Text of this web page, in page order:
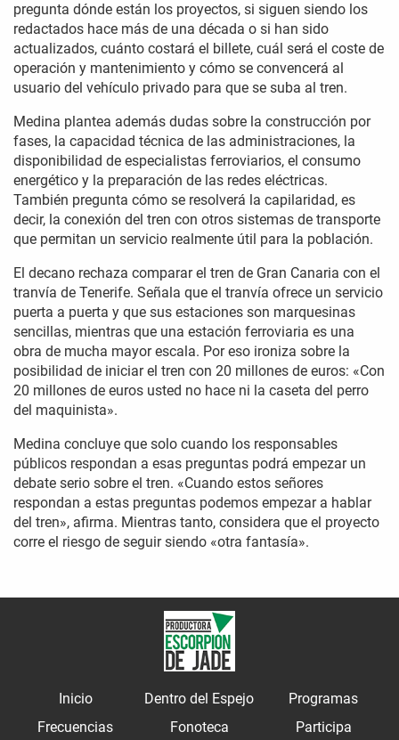
pregunta dónde están los proyectos, si siguen siendo los
redactados hace más de una década o si han sido
actualizados, cuánto costará el billete, cuál será el coste de
operación y mantenimiento y cómo se convencerá al
usuario del vehículo privado para que se suba al tren.
Medina plantea además dudas sobre la construcción por
fases, la capacidad técnica de las administraciones, la
disponibilidad de especialistas ferroviarios, el consumo
energético y la preparación de las redes eléctricas.
También pregunta cómo se resolverá la capilaridad, es
decir, la conexión del tren con otros sistemas de transporte
que permitan un servicio realmente útil para la población.
El decano rechaza comparar el tren de Gran Canaria con el
tranvía de Tenerife. Señala que el tranvía ofrece un servicio
puerta a puerta y que sus estaciones son marquesinas
sencillas, mientras que una estación ferroviaria es una
obra de mucha mayor escala. Por eso ironiza sobre la
posibilidad de iniciar el tren con 20 millones de euros: «Con
20 millones de euros usted no hace ni la caseta del perro
del maquinista».
Medina concluye que solo cuando los responsables
públicos respondan a esas preguntas podrá empezar un
debate serio sobre el tren. «Cuando estos señores
respondan a estas preguntas podemos empezar a hablar
del tren», afirma. Mientras tanto, considera que el proyecto
corre el riesgo de seguir siendo «otra fantasía».
Inicio Dentro del Espejo
Programas
Frecuencias
Fonoteca Participa